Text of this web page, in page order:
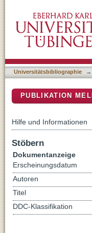
ausdauernden
Universitätsbibliographie →
PUBLIKATION
Hilfe und Informationen
Stöbern
Dokumentanzeige
Erscheinungsdatum
Autoren
Titel
DDC-Klassifikation